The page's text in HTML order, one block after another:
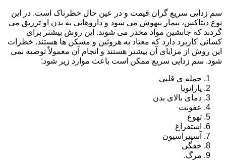
سم زدایی سریع گران قیمت و در عین حال خطرناک است. در این
نوع دیتاکس، بیمار بیهوش می شود و داروهایی به بدن او تزریق می
گردند که جانشین مواد مخدر می شوند. این روش بیشتر برای
کسانی کاربرد دارد که معتاد به هروئین و مسکن ها هستند. خطرات
این روش از مزایای آن بیشتر هستند و انجام آن معمولاً توصیه نمی
شود. سم زدایی سریع ممکن است باعث موارد زیر شود:
حمله ی قلبی
پارانویا
دمای بالای بدن
عفونت
تهوع
استفراغ
آسپیراسیون
خفگی
مرگ.